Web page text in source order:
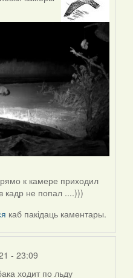
к камере приходил
кадр не попал ....)))
каб пакідаць каментары.
- 23:09
ходит по льду